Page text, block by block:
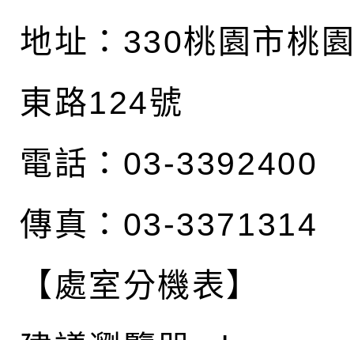
地址： 330桃園市桃
東路124號
電話：03-3392400
傳真：03-3371314
【處室分機表】